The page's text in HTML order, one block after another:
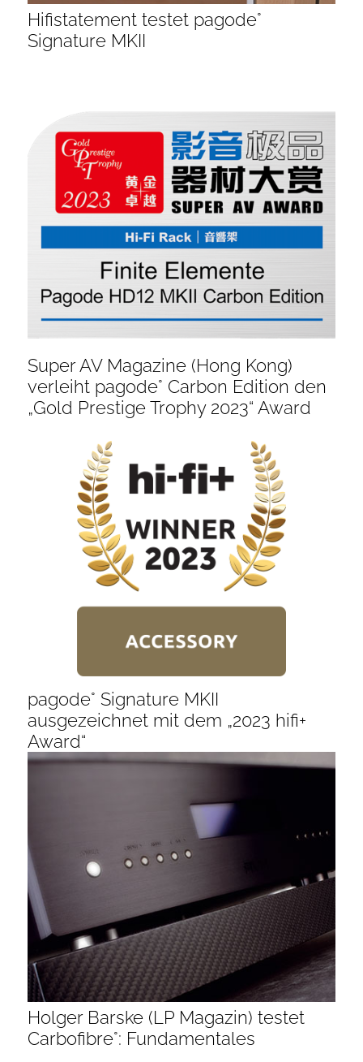
Hifistatement testet pagode°
Signature MKII
Super AV Magazine (Hong Kong)
verleiht pagode° Carbon Edition den
„Gold Prestige Trophy 2023“ Award
pagode° Signature MKII
ausgezeichnet mit dem „2023 hifi+
Award“
Holger Barske (LP Magazin) testet
Carbofibre°: Fundamentales